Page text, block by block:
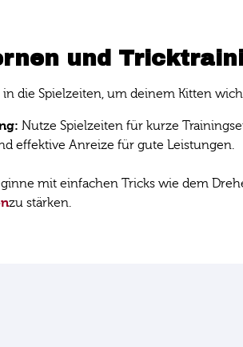
und
die Spielzeiten, um deinem Kitten
Nutze Spielzeiten für kurze
effektive Anreize für gute Leistungen.
mit einfachen Tricks wie dem
zu stärken.